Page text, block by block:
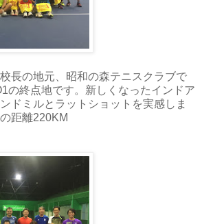
長の地元、昭和の森テニスクラブで
の終点地です。新しくなったインドア
ドミルとラットショットを実感しま
距離220KM